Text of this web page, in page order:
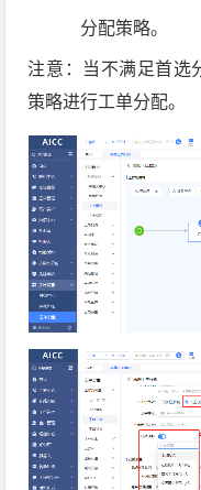
分配策略。
注意：当不满足首选
策略进行工单分配。